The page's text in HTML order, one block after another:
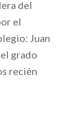
del
el
Juan
grado
recién